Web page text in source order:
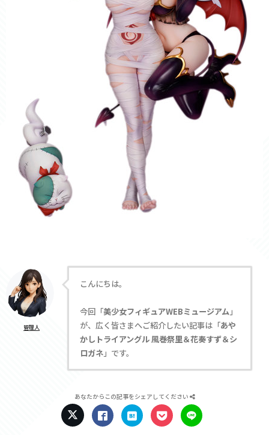
管理人
こんにちは。
今回「美少女フィギュアWEBミュージアム」
が、広く皆さまへご紹介したい記事は「あや
かしトライアングル 風巻祭里＆花奏すず＆シ
ロガネ」です。
あなたからこの記事をシェアしてください